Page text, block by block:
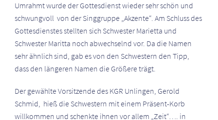
Umrahmt wurde der Gottesdienst wieder sehr schön und
schwungvoll von der Singgruppe „Akzente“. Am Schluss des
Gottesdienstes stellten sich Schwester Marietta und
Schwester Maritta noch abwechselnd vor. Da die Namen
sehr ähnlich sind, gab es von den Schwestern den Tipp,
dass den längeren Namen die Größere trägt.
Der gewählte Vorsitzende des KGR Unlingen, Gerold
Schmid, hieß die Schwestern mit einem Präsent-Korb
willkommen und schenkte ihnen vor allem „Zeit“…. in